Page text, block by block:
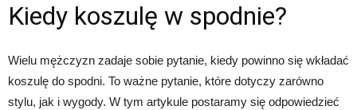
Kiedy koszulę w spodnie?
Wielu mężczyzn zadaje sobie pytanie, kiedy powinno się wkładać
koszulę do spodni. To ważne pytanie, które dotyczy zarówno
stylu, jak i wygody. W tym artykule postaramy się odpowiedzieć